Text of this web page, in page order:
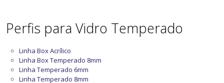
Perfis para Vidro Temperado
Linha Box Acrílico
Linha Box Temperado 8mm
Linha Temperado 6mm
Linha Temperado 8mm